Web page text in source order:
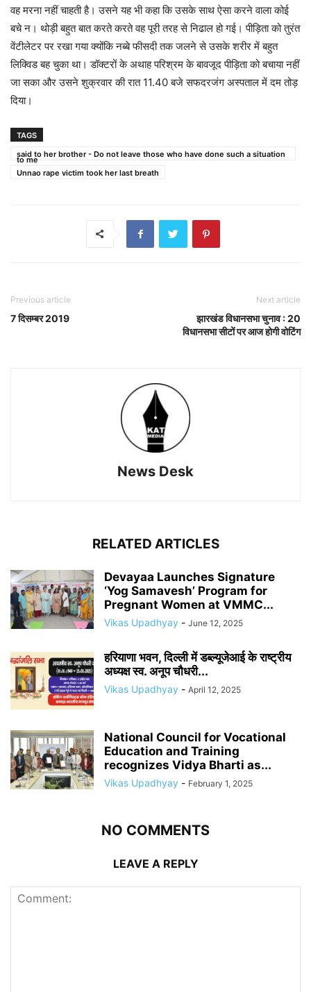
वह मरना नहीं चाहती है। उसने यह भी कहा कि उसके साथ ऐसा करने वाला कोई
बचे न। थोड़ी बहुत बात करते करते वह पूरी तरह से निढाल हो गई। पीड़िता को तुरंत
वेंटीलेटर पर रखा गया क्योंकि नब्बे फीसदी तक जलने से उसके शरीर में बहुत
लिक्विड बह चुका था। डॉक्टरों के अथाह परिश्रम के बावजूद पीड़िता को बचाया नहीं
जा सका और उसने शुक्रवार की रात 11.40 बजे सफदरजंग अस्पताल में दम तोड़
दिया।
TAGS
said to her brother - Do not leave those who have done such a situation
to me
Unnao rape victim took her last breath
Previous article
7 दिसम्बर 2019
Next article
झारखंड विधानसभा चुनाव : 20
विधानसभा सीटों पर आज होगी वोटिंग
News Desk
RELATED ARTICLES
Devayaa Launches Signature
‘Yog Samavesh’ Program for
Pregnant Women at VMMC...
Vikas Upadhyay - June 12, 2025
हरियाणा भवन, दिल्ली में डब्ल्यूजेआई के राष्ट्रीय
अध्यक्ष स्व. अनूप चौधरी...
Vikas Upadhyay - April 12, 2025
National Council for Vocational
Education and Training
recognizes Vidya Bharti as...
Vikas Upadhyay - February 1, 2025
NO COMMENTS
LEAVE A REPLY